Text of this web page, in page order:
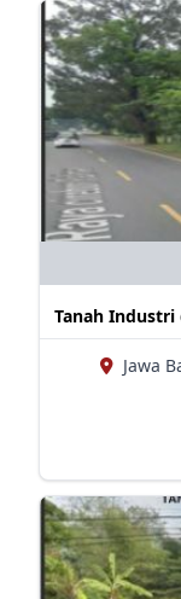
Tanah Industri
Jawa